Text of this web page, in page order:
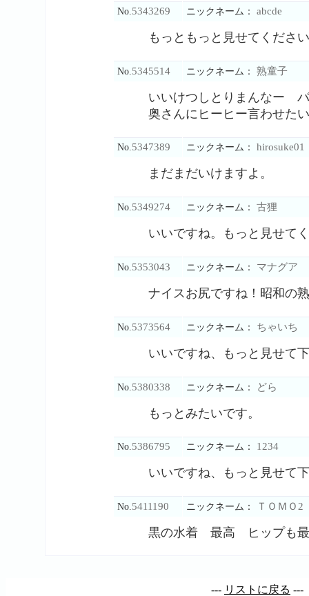
No.5343269 ニックネーム： abcde
もっともっと見せてください
No.5345514 ニックネーム： 熟童子
いいけつしとりまんなー
奥さんにヒーヒー言わせた
No.5347389 ニックネーム： hirosuke01
まだまだいけますよ。
No.5349274 ニックネーム： 古狸
いいですね。もっと見せて
No.5353043 ニックネーム： マナグア
ナイスお尻ですね！昭和の
No.5373564 ニックネーム： ちゃいち
いいですね、もっと見せて
No.5380338 ニックネーム： どら
もっとみたいです。
No.5386795 ニックネーム： 1234
いいですね、もっと見せて
No.5411190 ニックネーム： ＴＯＭＯ2
黒の水着 最高 ヒップも最
--- リストに戻る